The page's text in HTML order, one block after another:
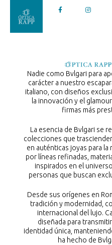
Nadie como Bvlgari para
carácter a nuestro
italiano, con diseños
la innovación y el
firmas más
La esencia de Bvlgari se
colecciones que
en auténticas joyas para la
por líneas refinadas,
inspirados en el
personas que buscan
Desde sus orígenes en
tradición y modernidad,
internacional del lujo.
diseñada para
identidad única,
ha hecho de